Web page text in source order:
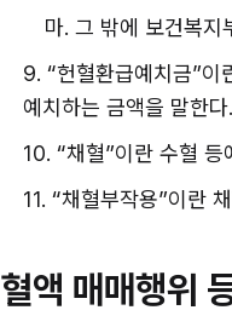
마. 그 밖에 보건복지
9. “헌혈환급예치금”이
예치하는 금액을 말한다.
10. “채혈”이란 수혈
11. “채혈부작용”이란
혈액 매매행위